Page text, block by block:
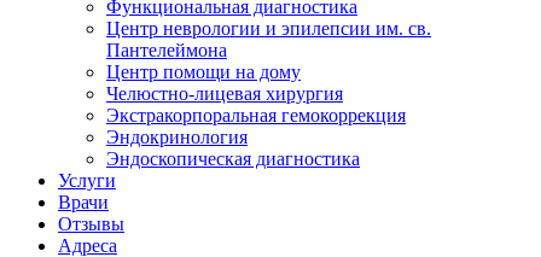
Функциональная диагностика
Центр неврологии и эпилепсии им. св.
Пантелеймона
Центр помощи на дому
Челюстно-лицевая хирургия
Экстракорпоральная гемокоррекция
Эндокринология
Эндоскопическая диагностика
Услуги
Врачи
Отзывы
Адреса